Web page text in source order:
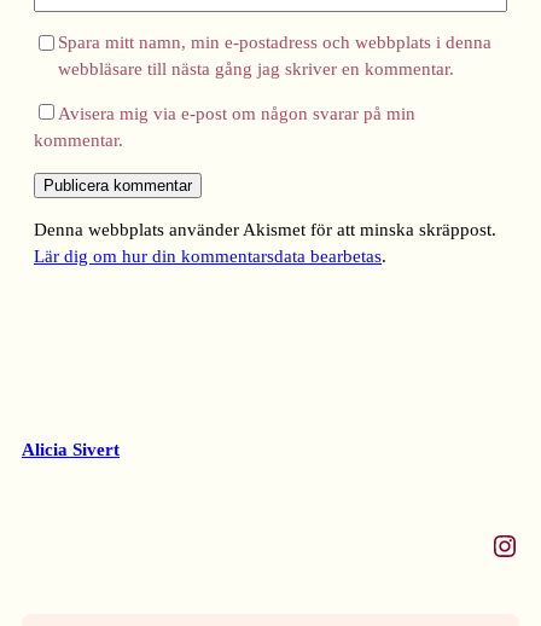
Spara mitt namn, min e-postadress och webbplats i denna
webbläsare till nästa gång jag skriver en kommentar.
Avisera mig via e-post om någon svarar på min
kommentar.
Denna webbplats använder Akismet för att minska skräppost.
Lär dig om hur din kommentarsdata bearbetas.
Alicia Sivert
Instagram